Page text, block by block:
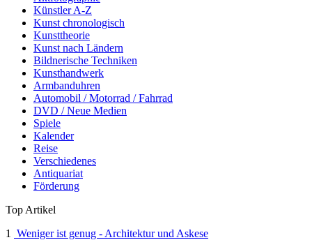
Künstler A-Z
Kunst chronologisch
Kunsttheorie
Kunst nach Ländern
Bildnerische Techniken
Kunsthandwerk
Armbanduhren
Automobil / Motorrad / Fahrrad
DVD / Neue Medien
Spiele
Kalender
Reise
Verschiedenes
Antiquariat
Förderung
Top Artikel
1
Weniger ist genug - Architektur und Askese